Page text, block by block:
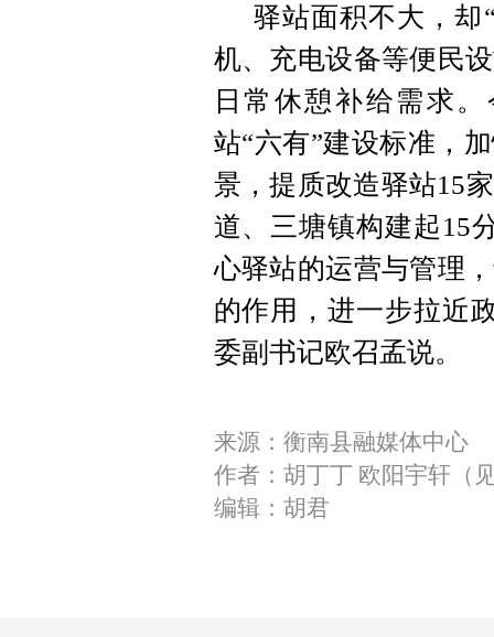
驿站面积不大，却
机、充电设备等便民
日常休憩补给需求
站“六有”建设标准，
景，提质改造驿站15
道、三塘镇构建起15
心驿站的运营与管理
的作用，进一步拉近
委副书记欧召孟说。
来源：衡南县融媒体中心
作者：胡丁丁 欧阳宇轩（
编辑：胡君